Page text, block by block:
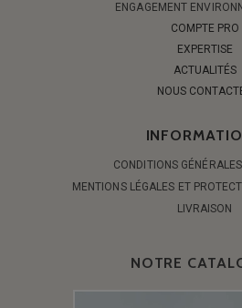
ENGAGEMENT
COMPTE PRO
EXPERTISE
ACTUALITÉS
NOUS
CONDITIONS
MENTIONS LÉGALES ET
LIVRAISON
NOTRE